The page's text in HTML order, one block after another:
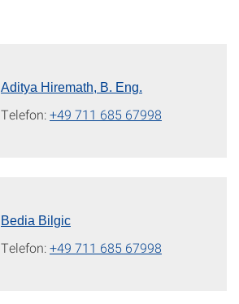
Aditya Hiremath, B. Eng.
Telefon:+49 711 685 67998
Bedia Bilgic
Telefon:+49 711 685 67998